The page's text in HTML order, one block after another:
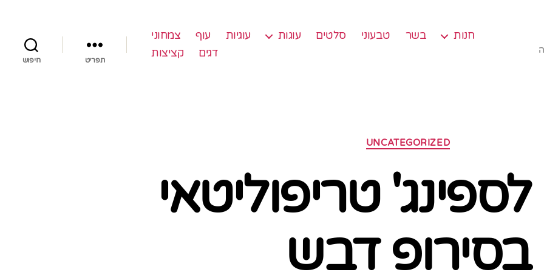
חנות בשר טבעוני סלטים עוגות עוגיות עוף
צמחוני
דגים
קציצות
תפריט חיפוש
קטגוריות
UNCATEGORIZED
טריפוליטאי
בסירופ דבש